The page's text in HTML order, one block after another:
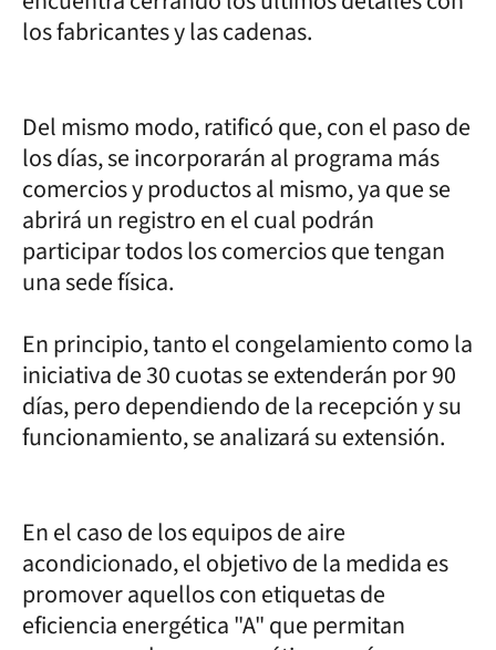
los fabricantes y las cadenas.
Del mismo modo, ratificó que, con el paso de
los días, se incorporarán al programa más
comercios y productos al mismo, ya que se
abrirá un registro en el cual podrán
participar todos los comercios que tengan
una sede física.
En principio, tanto el congelamiento como la
iniciativa de 30 cuotas se extenderán por 90
días, pero dependiendo de la recepción y su
funcionamiento, se analizará su extensión.
En el caso de los equipos de aire
acondicionado, el objetivo de la medida es
promover aquellos con etiquetas de
eficiencia energética "A" que permitan